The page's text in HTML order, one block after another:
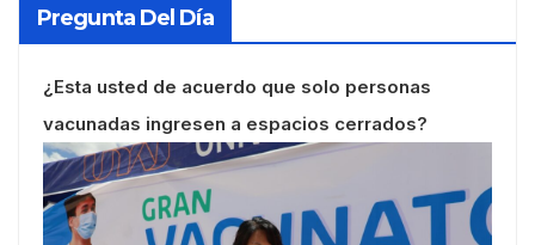
Pregunta Del Día
¿Esta usted de acuerdo que solo personas
vacunadas ingresen a espacios cerrados?